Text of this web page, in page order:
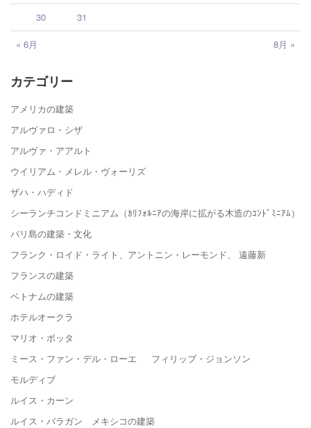
« 6月 8月 »
30 31
カテゴリー
アメリカの建築
アルヴァロ・シザ
アルヴァ・アアルト
ウイリアム・メレル・ヴォーリズ
ザハ・ハディド
シーランチコンドミニアム（ｶﾘﾌｫﾙﾆｱの海岸に拡がる木造のｺﾝﾄﾞﾐﾆｱﾑ）
バリ島の建築・文化
フランク・ロイド・ライト、アントニン・レーモンド、 遠藤新
フランスの建築
ベトナムの建築
ホテルオークラ
マリオ・ボッタ
ミース・ファン・デル・ローエ フィリップ・ジョンソン
モルディブ
ルイス・カーン
ルイス・バラガン メキシコの建築